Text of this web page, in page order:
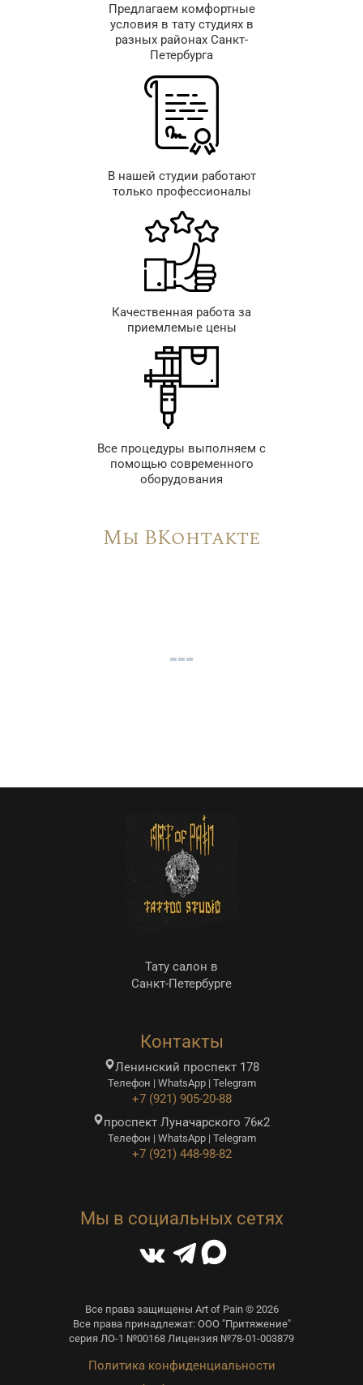
Предлагаем комфортные
условия в тату студиях в
разных районах Санкт-
Петербурга
В нашей студии работают
только профессионалы
Качественная работа за
приемлемые цены
Все процедуры выполняем с
помощью современного
оборудования
Мы ВКонтакте
Тату салон в
Санкт-Петербурге
Контакты
Ленинский проспект 178
Телефон | WhatsApp | Telegram
+7 (921) 905-20-88
проспект Луначарского 76к2
Телефон | WhatsApp | Telegram
+7 (921) 448-98-82
Мы в социальных сетях
Все права защищены Art of Pain © 2026
Все права принадлежат: ООО "Притяжение"
серия ЛО-1 №00168 Лицензия №78-01-003879
Политика конфиденциальности